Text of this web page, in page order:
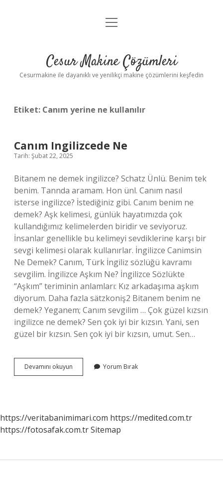
Anasayfa
Yasal Uyarı
menüyü
Cesur Makine Çözümleri
Cesurmakine ile dayanıklı ve yenilikçi makine çözümlerini keşfedin
Etiket: Canım yerine ne kullanılır
Canım Ingilizcede Ne
Tarih: Şubat 22, 2025
Bitanem ne demek ingilizce? Schatz Ünlü. Benim tek
benim. Tannda aramam. Hon ünl. Canım nasıl
isterse ingilizce? İstediğiniz gibi. Canım benim ne
demek? Aşk kelimesi, günlük hayatımızda çok
kullandığımız kelimelerden biridir ve seviyoruz.
İnsanlar genellikle bu kelimeyi sevdiklerine karşı bir
sevgi kelimesi olarak kullanırlar. İngilizce Canimsin
Ne Demek? Canım, Türk İngiliz sözlüğü kavramı
sevgilim. İngilizce Aşkım Ne? İngilizce Sözlükte
“Aşkım” teriminin anlamları: Kız arkadaşıma aşkım
diyorum. Daha fazla sätzkoniş2 Bitanem benim ne
demek? Yeganem; Canım sevgilim … Çok güzel kızsın
ingilizce ne demek? Sen çok iyi bir kızsın. Yani, sen
güzel bir kızsın. Sen çok iyi bir kızsın, umut. Sen…
Devamını okuyun
Ingilizcede
Yorum Bırak
https://veritabanimimari.com https://medited.com.tr
https://fotosafak.com.trSitemap